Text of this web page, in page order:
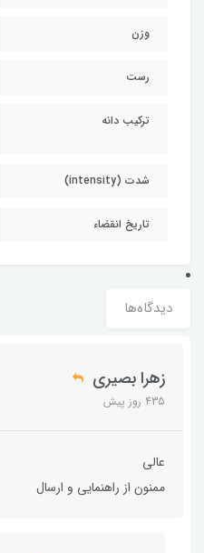
وزن
رست
ترکیب دانه
شدت (intensity)
تاریخ انقضاء
دیدگاه‌ها
زهرا بصیری
435 روز پیش
عالی
ممنون از راهنمایی و ارسال